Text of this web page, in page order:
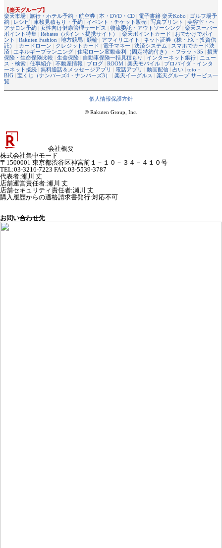
【楽天グループ】
楽天市場 | 旅行・ホテル予約・航空券 | 本・DVD・CD | 電子書籍 楽天Kobo | ゴルフ場予
約 | レシピ | 車検見積もり・予約 | イベント・チケット販売 | 写真プリント | 美容室・ヘ
アサロン予約 | 女性向け健康管理サービス | 物流委託・アウトソーシング | 楽天スーパー
ポイント特集 | Rebates（ポイント提携サイト） | 楽天ポイントカード | おでかけでポイ
ント | Rakuten Fashion | 地方競馬 | 競輪 | アフィリエイト | ネット証券（株・FX・投資信
託）
| カードローン | クレジットカード | 電子マネー | 決済システム | スマホでカード決
済 | エネルギープランニング | 住宅ローン変動金利（固定特約付き）・フラット35 | 損害
保険・生命保険比較 | 生命保険 | 自動車保険一括見積もり | インターネット銀行 | ニュー
ス・検索 | 仕事紹介 | 不動産情報 | ブログ | ROOM | 楽天モバイル | プロバイダ・インタ
ーネット接続 | 無料通話＆メッセージアプリ | 電話アプリ | 動画配信 | 占い | toto・
BIG | 宝くじ（ナンバーズ4・ナンバーズ3） | 楽天イーグルス | 楽天グループ サービス一
覧
個人情報保護方針
© Rakuten Group, Inc.
会社概要
株式会社集中モード
〒1500001 東京都渋谷区神宮前１－１０－３４－４１０号
TEL:03-3216-7223 FAX:03-5539-3787
代表者:瀬川 丈
店舗運営責任者:瀬川 丈
店舗セキュリティ責任者:瀬川 丈
購入履歴からの適格請求書発行:対応不可
お問い合わせ先